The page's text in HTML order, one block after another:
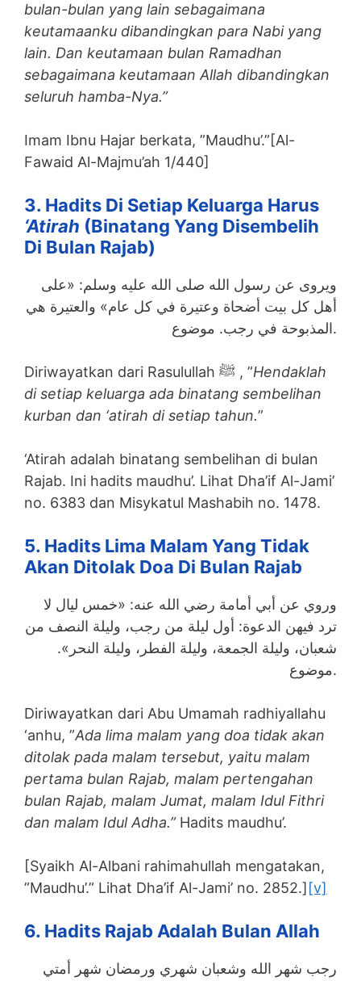
bulan-bulan yang lain sebagaimana
keutamaanku dibandingkan para Nabi yang
lain. Dan keutamaan bulan Ramadhan
sebagaimana keutamaan Allah dibandingkan
seluruh hamba-Nya.”
Imam Ibnu Hajar berkata, ”Maudhu’.”[Al-
Fawaid Al-Majmu’ah 1/440]
3. Hadits Di Setiap Keluarga Harus
‘atirah (binatang Yang Disembelih
Di Bulan Rajab)
ويروى عن رسول الله صلى الله عليه وسلم: «على
أهل كل بيت أضحاة وعتيرة في كل عام» والعتيرة هي
المذبوحة في رجب. موضوع.
Diriwayatkan dari Rasulullah ﷺ , ”Hendaklah
di setiap keluarga ada binatang sembelihan
kurban dan ‘atirah di setiap tahun.”
‘Atirah adalah binatang sembelihan di bulan
Rajab. Ini hadits maudhu’. Lihat Dha’if Al-Jami’
no. 6383 dan Misykatul Mashabih no. 1478.
5. Hadits Lima Malam Yang Tidak
Akan Ditolak Doa Di Bulan Rajab
وروي عن أبي أمامة رضي الله عنه: «خمس ليال لا
ترد فيهن الدعوة: أول ليلة من رجب، وليلة النصف من
شعبان، وليلة الجمعة، وليلة الفطر، وليلة النحر».
موضوع.
Diriwayatkan dari Abu Umamah radhiyallahu
‘anhu, ”Ada lima malam yang doa tidak akan
ditolak pada malam tersebut, yaitu malam
pertama bulan Rajab, malam pertengahan
bulan Rajab, malam Jumat, malam Idul Fithri
dan malam Idul Adha.”Hadits maudhu’.
[Syaikh Al-Albani rahimahullah mengatakan,
”Maudhu’.” Lihat Dha’if Al-Jami’ no. 2852.] [v]
6. Hadits Rajab Adalah Bulan Allah
رجب شهر الله وشعبان شهري ورمضان شهر أمتي